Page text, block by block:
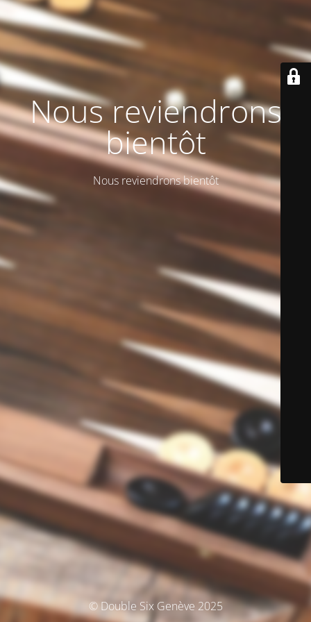
Nous reviendrons
bientôt
Nous reviendrons bientôt
© Double Six Genève 2025